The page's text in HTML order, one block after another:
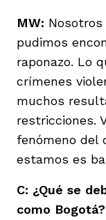
MW:
pudimos
raponazo. Lo
crímenes
muchos
restricciones.
fenómeno del
estamos es
C: ¿Qué se
como